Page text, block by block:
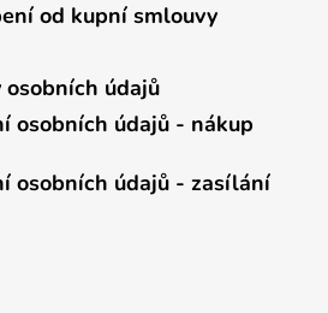
od kupní smlouvy
údajů
osobních údajů - nákup
osobních údajů - zasílání